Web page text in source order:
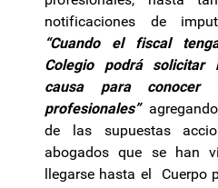
notificaciones de
“Cuando el fiscal
Colegio podrá
causa para
profesionales”
de las supuestas
abogados que se han
llegarse hasta el Cuerpo